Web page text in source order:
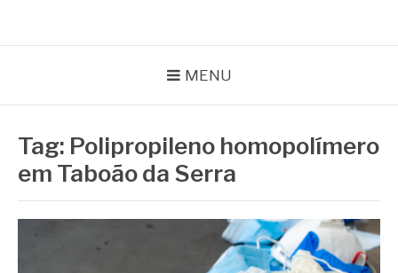
MENU
Tag: Polipropileno homopolímero
em Taboão da Serra